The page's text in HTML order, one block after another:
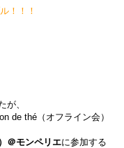
！！！
が、
de thé（オフライン会）
＠モンペリエに参加する